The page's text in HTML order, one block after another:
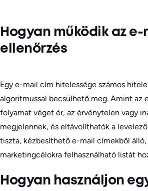
Hogyan működik az e-
ellenőrzés
Egy e-mail cím hitelessége számos
algoritmussal becsülhető meg. Amint az
folyamat véget ér, az érvénytelen vagy
megjelennek, és eltávolíthatók a
tiszta, kézbesíthető e-mail címekből
marketingcélokra felhasználható listát
Hogyan használjon